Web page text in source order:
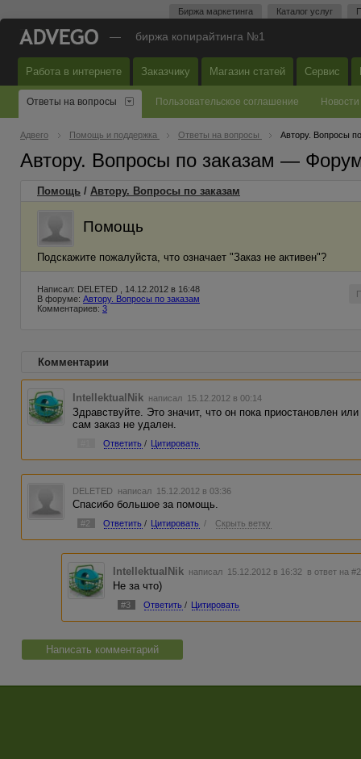
Биржа маркетинга Каталог услуг
— биржа копирайтинга №1
Работа в интернете Заказчику Магазин статей Сервис
Ответы на вопросы Пользовательское соглашение Новости
Адвего Помощь и поддержка Ответы на вопросы Автору. Вопросы
Автору. Вопросы по заказам —
Помощь / Автору. Вопросы по заказам
Помощь
Подскажите пожалуйста, что означает "Заказ не активен"?
Написал: DELETED , 14.12.2012 в 16:48
В форуме: Автору. Вопросы по заказам
Комментариев: 3
Комментарии
IntellektualNik написал 15.12.2012 в 00:14
Здравствуйте. Это значит, что он пока приостановлен
сам заказ не удален.
Ответить / Цитировать
DELETED написал 15.12.2012 в 03:36
Спасибо большое за помощь.
#2 Ответить / Цитировать / Скрыть ветку
IntellektualNik написал 15.12.2012 в 16:32 в ответ на #2
Не за что)
#3 Ответить / Цитировать
Написать комментарий